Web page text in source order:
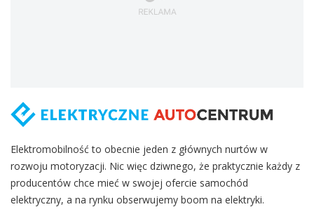
Elektromobilność to obecnie jeden z głównych nurtów w
rozwoju motoryzacji. Nic więc dziwnego, że praktycznie każdy z
producentów chce mieć w swojej ofercie samochód
elektryczny, a na rynku obserwujemy boom na elektryki.